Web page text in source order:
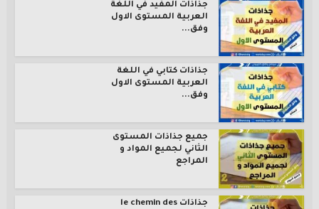
جذاذات المفيد في اللغة
العربية المستوى الاول
وفق...
جذاذات كتابي في اللغة
العربية المستوى الاول
وفق...
جميع جذاذات المستوى
الثاني لجميع المواد و
المراجع
جذاذات le chemin des